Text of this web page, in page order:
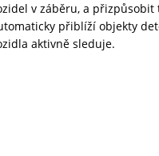
v záběru, a přizpůsobit
přiblíží objekty
aktivně sleduje.